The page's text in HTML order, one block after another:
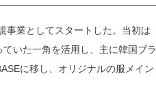
業としてスタートした。当初は
いた一角を活用し、主に韓国ブラ
に移し、オリジナルの服メイン